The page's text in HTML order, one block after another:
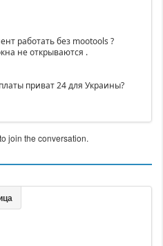
работать без mootools ?
не открываются .
приват 24 для Украины?
join the conversation.